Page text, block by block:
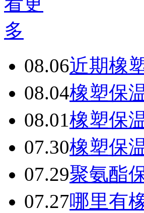
08.06近期橡
08.04橡塑保
08.01橡塑保
07.30橡塑保
07.29聚氨酯
07.27哪里有